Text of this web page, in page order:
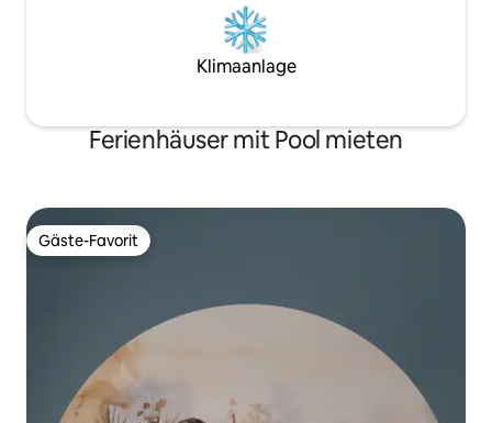
Klimaanlage
Ferienhäuser mit Pool mieten
Gäste-Favorit
Gäste-Favorit